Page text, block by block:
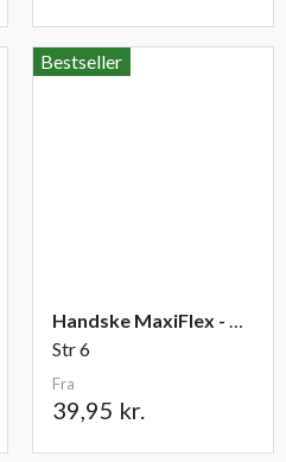
Bestseller
Handske MaxiFlex - Ultimate
Str 6
Fra
39,95 kr.